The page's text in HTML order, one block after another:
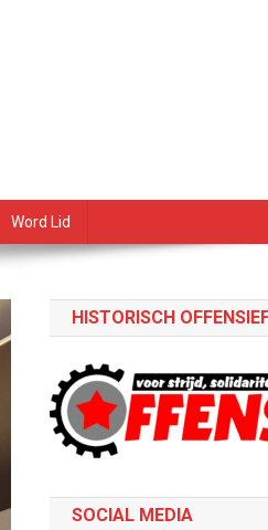
Word Lid
HISTORISCH
SOCIAL MEDIA